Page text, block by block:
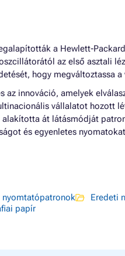
a Hewlett-
az első asztali
hogy megváltoztassa a
az innováció, amelyek
vállalatot hozott
át látásmódját
és egyenletes
nyomtatópatronok Eredeti
papír